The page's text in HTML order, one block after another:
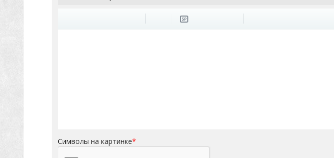
Символы на картинке*